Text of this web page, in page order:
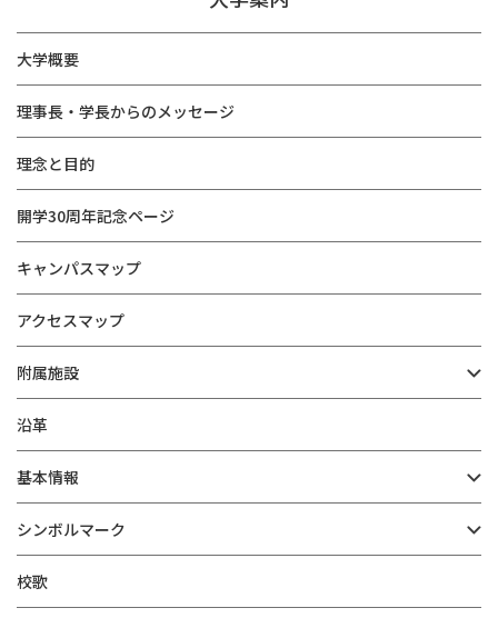
大学概要
理事長・学長からのメッセージ
理念と目的
開学30周年記念ページ
キャンパスマップ
アクセスマップ
附属施設
沿革
基本情報
シンボルマーク
校歌